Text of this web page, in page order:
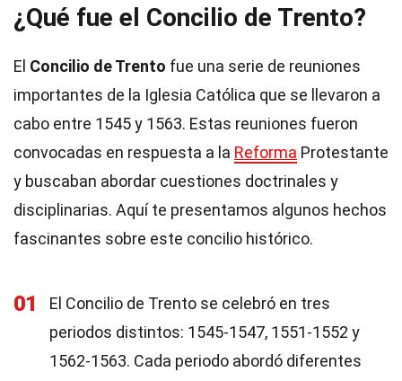
¿Qué fue el Concilio de Trento?
El Concilio de Trento fue una serie de reuniones
importantes de la Iglesia Católica que se llevaron a
cabo entre 1545 y 1563. Estas reuniones fueron
convocadas en respuesta a la Reforma Protestante
y buscaban abordar cuestiones doctrinales y
disciplinarias. Aquí te presentamos algunos hechos
fascinantes sobre este concilio histórico.
01
El Concilio de Trento se celebró en tres
periodos distintos: 1545-1547, 1551-1552 y
1562-1563. Cada periodo abordó diferentes